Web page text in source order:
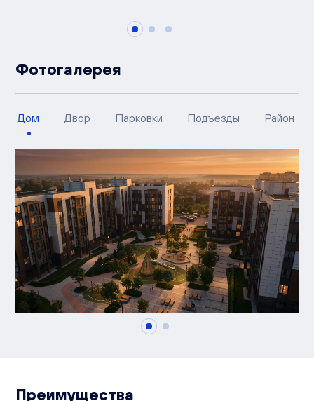
Фотогалерея
Дом Двор Парковки Подъезды Район
Преимущества